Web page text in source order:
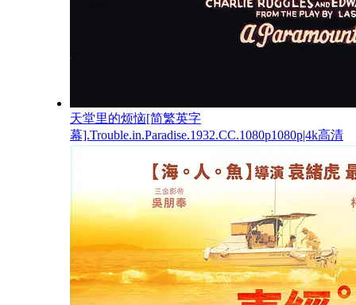
天堂里的烦恼[简繁英字
幕].Trouble.in.Paradise.1932.CC.1080p1080p|4k高清